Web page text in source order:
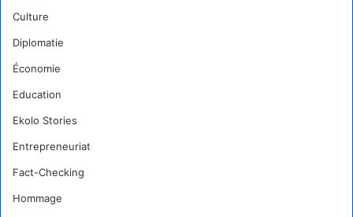
Culture
Diplomatie
Économie
Education
Ekolo Stories
Entrepreneuriat
Fact-Checking
Hommage